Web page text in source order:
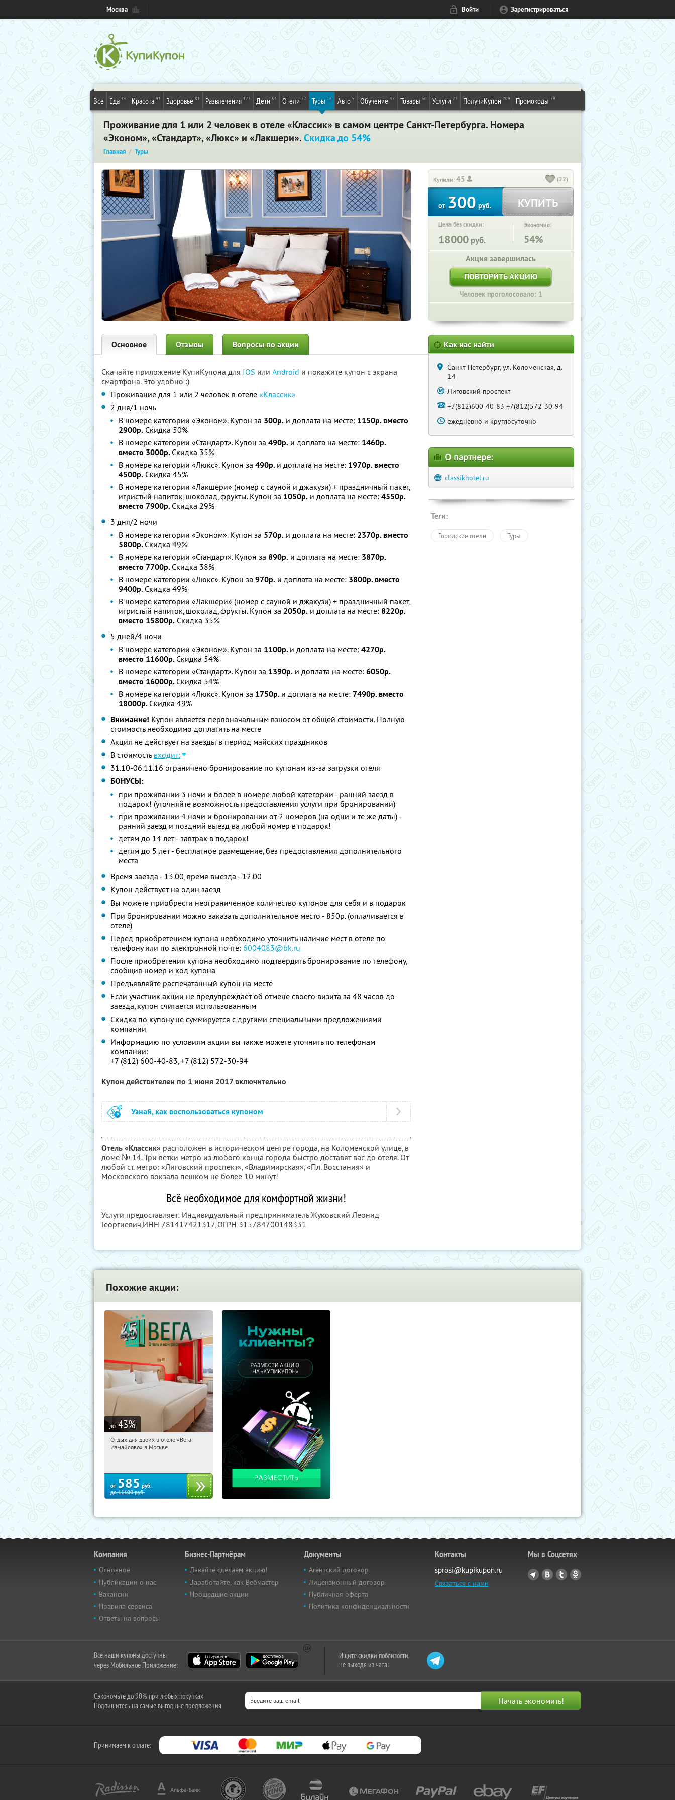
Москва Войти Зарегистрироваться
Все Еда 33 Красота 91 Здоровье 81 Развлечения 127 Дети 54 Отели 22 Туры 16 Авто 9 Обучение 47 Товары 30 Услуги 22 ПолучиКупон 209 Промокоды 79
Проживание для 1 или 2 человек в отеле «Классик» в самом центре Санкт-Петербурга. Номера
«Эконом», «Стандарт», «Люкс» и «Лакшери».Скидка до 54%
Главная Туры
Купили:45 (22)
от300руб. КУПИТЬ
Цена без скидки:
18000 руб.
Экономия:
54%
Акция завершилась
ПОВТОРИТЬ АКЦИЮ
Человек проголосовало: 1
Основное Отзывы Вопросы по акции
Скачайте приложение КупиКупона для IOS или Android и покажите купон с экрана
смартфона. Это удобно :)
Проживание для 1 или 2 человек в отеле «Классик»
2 дня/1 ночь
В номере категории «Эконом». Купон за 300р. и доплата на месте: 1150р. вместо
2900р. Скидка 50%
В номере категории «Стандарт». Купон за 490р. и доплата на месте: 1460р.
вместо 3000р. Скидка 35%
В номере категории «Люкс». Купон за 490р. и доплата на месте: 1970р. вместо
4500р. Скидка 45%
В номере категории «Лакшери» (номер с сауной и джакузи) + праздничный пакет,
игристый напиток, шоколад, фрукты. Купон за 1050р. и доплата на месте: 4550р.
вместо 7900р. Скидка 29%
3 дня/2 ночи
В номере категории «Эконом». Купон за 570р. и доплата на месте: 2370р. вместо
5800р. Скидка 49%
В номере категории «Стандарт». Купон за 890р. и доплата на месте: 3870р.
вместо 7700р. Скидка 38%
В номере категории «Люкс». Купон за 970р. и доплата на месте: 3800р. вместо
9400р. Скидка 49%
В номере категории «Лакшери» (номер с сауной и джакузи) + праздничный пакет,
игристый напиток, шоколад, фрукты. Купон за 2050р. и доплата на месте: 8220р.
вместо 15800р. Скидка 35%
5 дней/4 ночи
В номере категории «Эконом». Купон за 1100р. и доплата на месте: 4270р.
вместо 11600р. Скидка 54%
В номере категории «Стандарт». Купон за 1390р. и доплата на месте: 6050р.
вместо 16000р. Скидка 54%
В номере категории «Люкс». Купон за 1750р. и доплата на месте: 7490р. вместо
18000р. Скидка 49%
Внимание! Купон является первоначальным взносом от общей стоимости. Полную
стоимость необходимо доплатить на месте
Акция не действует на заезды в период майских праздников
В стоимость входит:
31.10-06.11.16 ограничено бронирование по купонам из-за загрузки отеля
БОНУСЫ:
при проживании 3 ночи и более в номере любой категории - ранний заезд в
подарок! (уточняйте возможность предоставления услуги при бронировании)
при проживании 4 ночи и бронировании от 2 номеров (на одни и те же даты) -
ранний заезд и поздний выезд ва любой номер в подарок!
детям до 14 лет - завтрак в подарок!
детям до 5 лет - бесплатное размещение, без предоставления дополнительного
места
Время заезда - 13.00, время выезда - 12.00
Купон действует на один заезд
Вы можете приобрести неограниченное количество купонов для себя и в подарок
При бронировании можно заказать дополнительное место - 850р. (оплачивается в
отеле)
Перед приобретением купона необходимо уточнить наличие мест в отеле по
телефону или по электронной почте: 6004083@bk.ru
После приобретения купона необходимо подтвердить бронирование по телефону,
сообщив номер и код купона
Предъявляйте распечатанный купон на месте
Если участник акции не предупреждает об отмене своего визита за 48 часов до
заезда, купон считается использованным
Скидка по купону не суммируется с другими специальными предложениями
компании
Информацию по условиям акции вы также можете уточнить по телефонам
компании:
+7 (812) 600-40-83, +7 (812) 572-30-94
Купон действителен по 1 июня 2017 включительно
Узнай, как воспользоваться купоном
Отель «Классик» расположен в историческом центре города, на Коломенской улице, в
доме № 14. Три ветки метро из любого конца города быстро доставят вас до отеля. От
любой ст. метро: «Лиговский проспект», «Владимирская», «Пл. Восстания» и
Московского вокзала пешком не более 10 минут!
Всё необходимое для комфортной жизни!
Услуги предоставляет: Индивидуальный предприниматель Жуковский Леонид
Георгиевич,ИНН 781417421317, ОГРН 315784700148331
Как нас найти
Санкт-Петербург, ул. Коломенская, д.
14
Лиговский проспект
+7(812)600-40-83 +7(812)572-30-94
ежедневно и круглосуточно
О партнере:
classikhotel.ru
Теги:
Городские отели Туры
Похожие акции:
до 43%
11:11:36 Купили:
Отдых для двоих в отеле «Вега
Измайлово» в Москве
от 585 руб.
до11100руб.
Компания
Основное
Публикации о нас
Вакансии
Правила сервиса
Ответы на вопросы
Бизнес-Партнёрам
Давайте сделаем акцию!
Заработайте, как Вебмастер
Прошедшие акции
Документы
Агентский договор
Лицензионный договор
Публичная оферта
Политика конфиденциальности
Контакты
sprosi@kupikupon.ru
Связаться с нами
Мы в Соцсетях
Все наши купоны доступны
через Мобильное Приложение:
Ищите скидки поблизости,
не выходя из чата:
Сэкономьте до 90% при любых покупках
Подпишитесь на самые выгодные предложения
Принимаем к оплате: